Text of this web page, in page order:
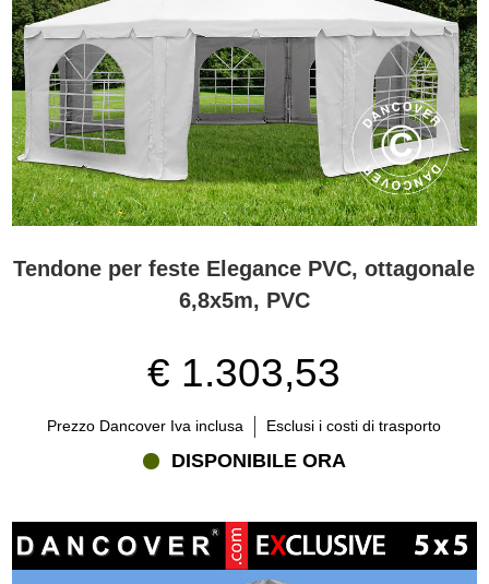
Tendone per feste Elegance PVC, ottagonale
6,8x5m, PVC
€ 1.303,53
Prezzo Dancover Iva inclusa Esclusi i costi di trasporto
DISPONIBILE ORA